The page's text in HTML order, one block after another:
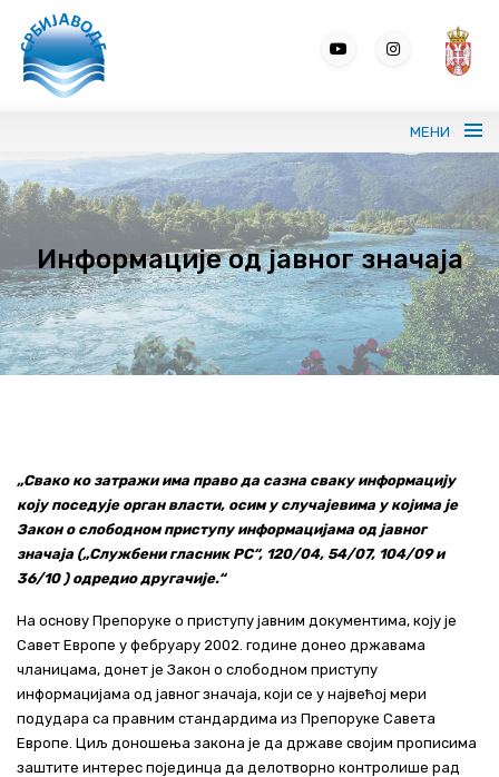
МЕНИ
Портрет СРБИЈАВОДЕ
Вода без граница
Управљање водама
ВИС
Актуелно
Контакт
+381 11 311 94 00 office@srbijavode.rs
Информације од јавног значаја
„Свако ко затражи има право да сазна сваку информацију
коју поседује орган власти, осим у случајевима у којима је
Закон о слободном приступу информацијама од јавног
значаја („Службени гласник РС“, 120/04, 54/07, 104/09 и
36/10 ) одредио другачије.“
На основу Препоруке о приступу јавним документима, коју је
Савет Европе у фебруару 2002. године донео државама
чланицама, донет је Закон о слободном приступу
информацијама од јавног значаја, који се у највећој мери
подудара са правним стандардима из Препоруке Савета
Европе. Циљ доношења закона је да државе својим прописима
заштите интерес појединца да делотворно контролише рад